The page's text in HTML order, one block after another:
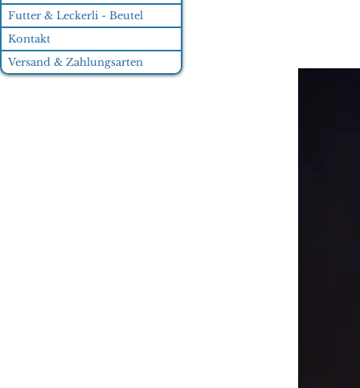
Futter & Leckerli - Beutel
Kontakt
Versand & Zahlungsarten